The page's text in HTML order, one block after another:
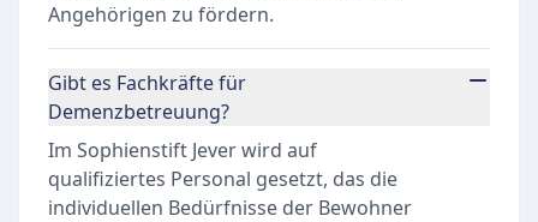
Angehörigen zu fördern.
Gibt es Fachkräfte für
Demenzbetreuung?
Im Sophienstift Jever wird auf
qualifiziertes Personal gesetzt, das die
individuellen Bedürfnisse der Bewohner